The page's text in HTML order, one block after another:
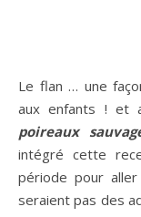
Le flan … une façon idéale de faire manger des légumes
aux enfants ! et
poireaux
intégré cette
période pour
seraient pas des